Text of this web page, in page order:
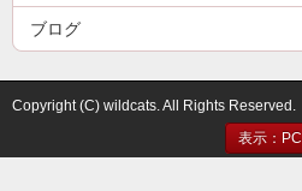
ブログ
Copyright (C) wildcats. All Rights Reserved.
表示：PC